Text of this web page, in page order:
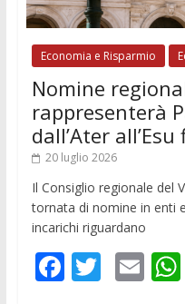
Economia e Risparmio
Nomine
rappresenterà
dall’Ater
20 luglio 2026
Il Consiglio regionale del
tornata di nomine in enti
incarichi riguardano
F T E